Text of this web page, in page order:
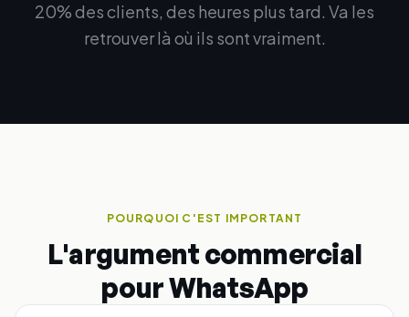
20% des clients, des heures plus tard. Va les
retrouver là où ils sont vraiment.
POURQUOI C'EST IMPORTANT
L'argument commercial
pour WhatsApp